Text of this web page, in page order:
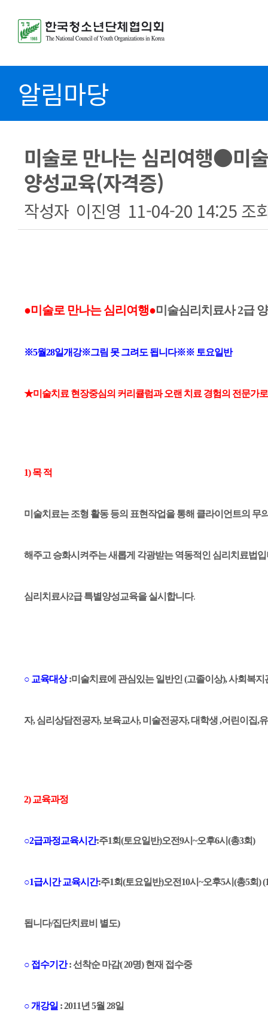
알림마당
미술로 만나는 심리여행●미
양성교육(자격증)
작성자 이진영 11-04-20 14:25 조
●미술로 만나는 심리여행●미 술심리치료사 2급
※5월28일개강※그림 못 그려도 됩니다※※ 토요일반
★미술치료 현장중심의 커리큘럼과 오랜 치료 경험의 전문가
1) 목 적
미술치료는 조형 활동 등의 표현작업을 통해 클라이언트의 무
해주고 승화시켜주는 새롭게 각광받는 역동적인 심리치료법
심리치료사2급 특별양성교육을 실시합니다.
○ 교육대상:미술치료에 관심있는 일반인 (고졸이상), 사회복
자, 심리상담전공자, 보육교사, 미술전공자, 대학생 ,어린이집,
2) 교육과정
○2급과정교육시간:주1회(토요일반)오전9시~오후6시(총3회)
○1급시간 교육시간:주1회(토요일반)오전10시~오후5시(총5회)
됩니다/집단치료비 별도)
○ 접수기간: 선착순 마감( 20명) 현재 접수중
○ 개강일 : 2011년 5월 28일